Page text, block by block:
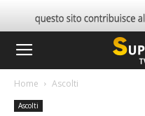
Home Ascolti
Ascolti